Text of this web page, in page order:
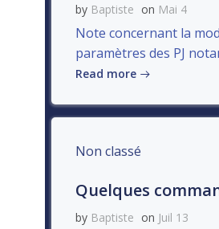
by Baptiste on Mai 4
Note concernant la
paramètres des PJ
Read more
Non classé
Quelques
by Baptiste on Juil 13